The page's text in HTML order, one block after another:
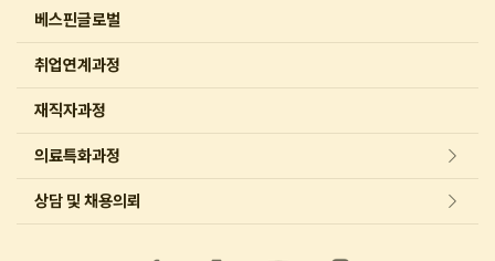
베스핀글로벌
취업연계과정
재직자과정
의료특화과정
상담 및 채용의뢰